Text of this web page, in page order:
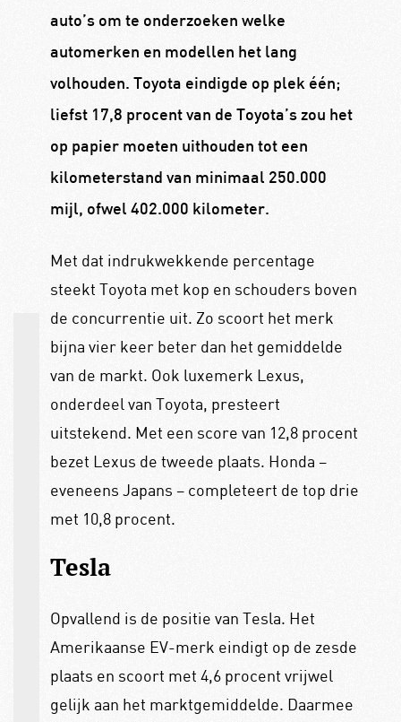
auto’s om te onderzoeken welke
automerken en modellen het lang
volhouden. Toyota eindigde op plek één;
liefst 17,8 procent van de Toyota’s zou het
op papier moeten uithouden tot een
kilometerstand van minimaal 250.000
mijl, ofwel 402.000 kilometer.
Met dat indrukwekkende percentage
steekt Toyota met kop en schouders boven
de concurrentie uit. Zo scoort het merk
bijna vier keer beter dan het gemiddelde
van de markt. Ook luxemerk Lexus,
onderdeel van Toyota, presteert
uitstekend. Met een score van 12,8 procent
bezet Lexus de tweede plaats. Honda –
eveneens Japans – completeert de top drie
met 10,8 procent.
Tesla
Opvallend is de positie van Tesla. Het
Amerikaanse EV-merk eindigt op de zesde
plaats en scoort met 4,6 procent vrijwel
gelijk aan het marktgemiddelde. Daarmee